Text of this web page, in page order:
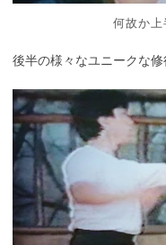
何故か上
後半の様々なユニークな修